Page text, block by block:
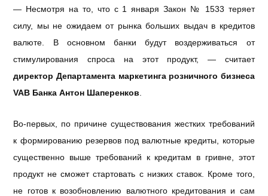
— Несмотря на то, что с 1 января Закон № 1533 теряет
силу, мы не ожидаем от рынка больших выдач в кредитов
валюте. В основном банки будут воздерживаться от
стимулирования спроса на этот продукт, — считает
директор Департамента маркетинга розничного бизнеса
VAB Банка Антон Шаперенков
Во-первых, по причине существования жестких требований
к формированию резервов под валютные кредиты, которые
существенно выше требований к кредитам в гривне, этот
продукт не сможет стартовать с низких ставок. Кроме того,
не готов к возобновлению валютного кредитования и сам